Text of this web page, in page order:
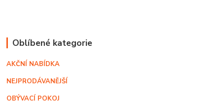
Oblíbené kategorie
AKČNÍ NABÍDKA
NEJPRODÁVANĚJŠÍ
OBÝVACÍ POKOJ